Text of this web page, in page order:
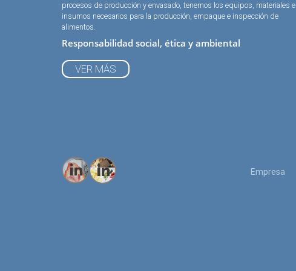
procesos de producción y envasado, tenemos los equipos, materiales e
insumos necesarios para la producción, empaque e inspección de
alimentos.
Responsabilidad social, ética y ambiental
VER MÁS
Empresa